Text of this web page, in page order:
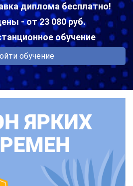
диплома бесплатно!
- от 23 080 руб.
обучение
обучение